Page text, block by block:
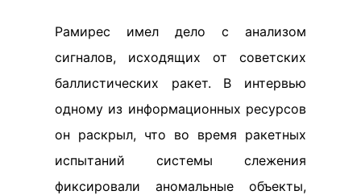
Рамирес имел дело с анализом
сигналов, исходящих от советских
баллистических ракет. В интервью
одному из информационных ресурсов
он раскрыл, что во время ракетных
испытаний системы слежения
фиксировали аномальные объекты,